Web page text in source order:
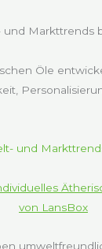
und Markttrends
Öle
von LansBox